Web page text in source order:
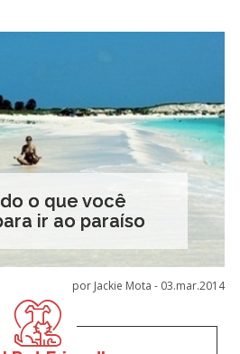
o que você
ir ao paraíso
por Jackie Mota - 03.mar.2014